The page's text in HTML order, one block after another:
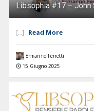
Libsophia #17 – John
[...] Read More
Ermanno Ferretti
15 Giugno 2025